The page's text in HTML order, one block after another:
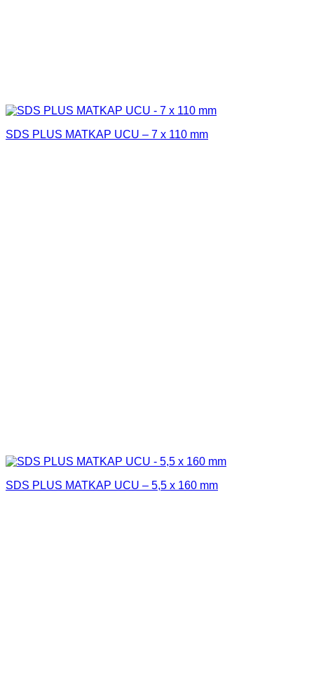
SDS PLUS MATKAP UCU – 7 x 110 mm
SDS PLUS MATKAP UCU – 5,5 x 160 mm